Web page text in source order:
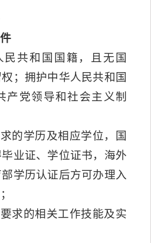
民共和国国籍，且无国
权；拥护中华人民共和国
产党领导和社会主义制
的学历及相应学位，国
业证、学位证书，海外
学历认证后方可办理入
求的相关工作技能及实